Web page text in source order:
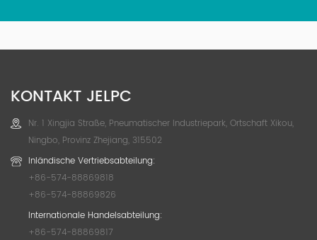
KONTAKT JELPC
Nr. 1 Xingjia Straße, Pneumatischer Industriepark, Ortschaft Xikou,
Ningbo, Provinz Zhejiang, 315502
Inländische Vertriebsabteilung:
+86-574-88869818
+86-574-88869826
Internationale Handelsabteilung:
+86-574-88869817